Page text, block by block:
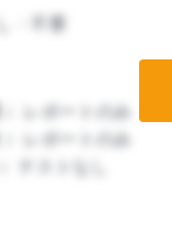
・不要
レポートのみ
レポートのみ